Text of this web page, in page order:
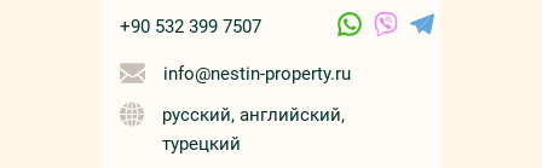
+90 532 399 7507
info@nestin-property.ru
русский, английский,
турецкий